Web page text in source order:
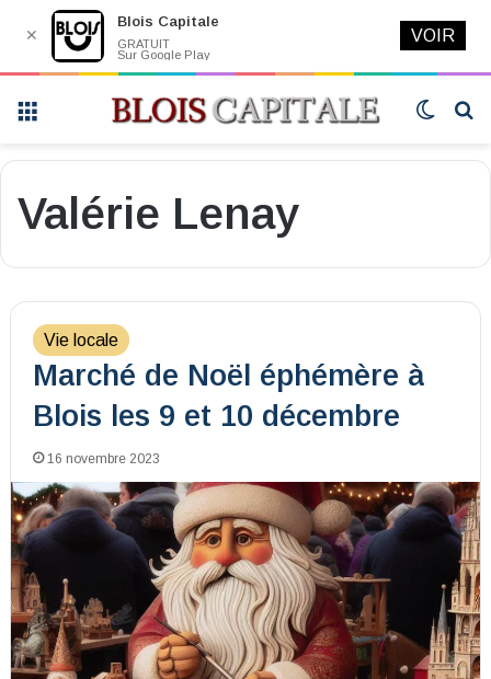
Switch
Valérie Lenay
Vie locale
Marché de Noël éphémère à
Blois les 9 et 10 décembre
16 novembre 2023
✕
Blois Capitale
GRATUIT
Sur Google Play
VOIR